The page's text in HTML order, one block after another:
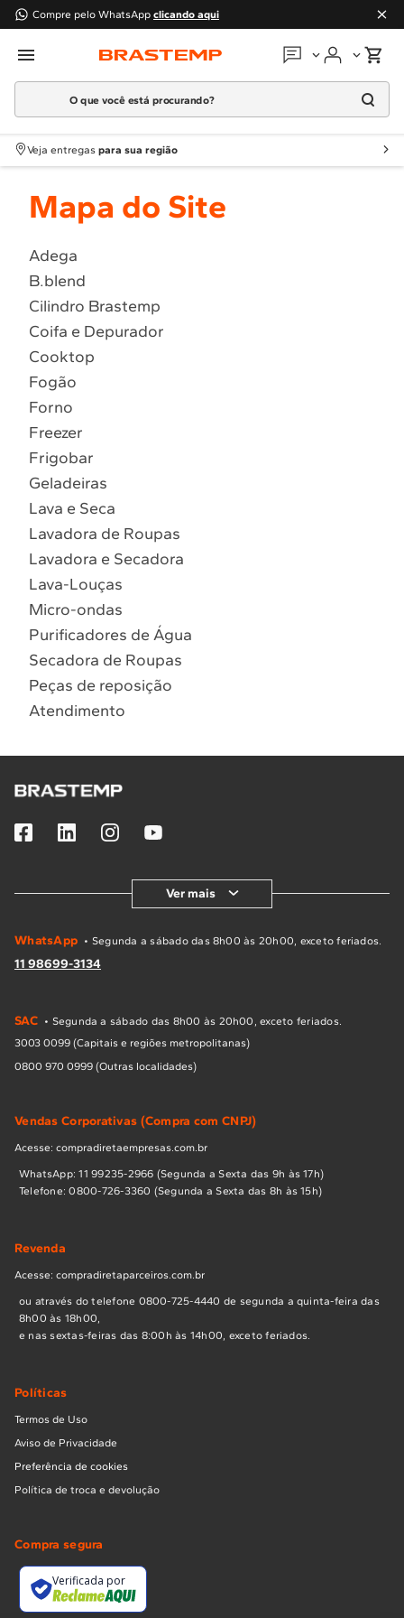
Compre pelo WhatsApp clicando aqui
Em que podemos
Atendimento Brastemp
Localizar assistência técnica
O que você está procurando?
Termos mais buscados
1º Geladeira
2
Fogao
4 º Lava Louça
5 º Cooktop
6º Microondas Brastemp
7º Forno
8º Embutir
9º Combos
Veja entregas para sua região
Mapa do Site
Adega
B.blend
Cilindro Brastemp
Coifa e Depurador
Cooktop
Fogão
Forno
Freezer
Frigobar
Geladeiras
Lava e Seca
Lavadora de Roupas
Lavadora e Secadora
Lava-Louças
Micro-ondas
Purificadores de Água
Secadora de Roupas
Peças de reposição
Atendimento
Ver mais
WhatsApp • Segunda a sábado das 8h00 às 20h00, exceto feriados.
11 98699-3134
SAC • Segunda a sábado das 8h00 às 20h00, exceto feriados.
3003 0099 (Capitais e regiões metropolitanas)
0800 970 0999 (Outras localidades)
Vendas Corporativas (Compra com CNPJ)
Acesse: compradiretaempresas.com.br
WhatsApp: 11 99235-2966 (Segunda a Sexta das 9h às 17h)
Telefone: 0800-726-3360 (Segunda a Sexta das 8h às 15h)
Revenda
Acesse: compradiretaparceiros.com.br
ou através do telefone 0800-725-4440 de segunda a quinta-feira das
8h00 às 18h00,
e nas sextas-feiras das 8:00h às 14h00, exceto feriados.
Políticas
Termos de Uso
Aviso de Privacidade
Preferência de cookies
Política de troca e devolução
Compra segura
Verificada por